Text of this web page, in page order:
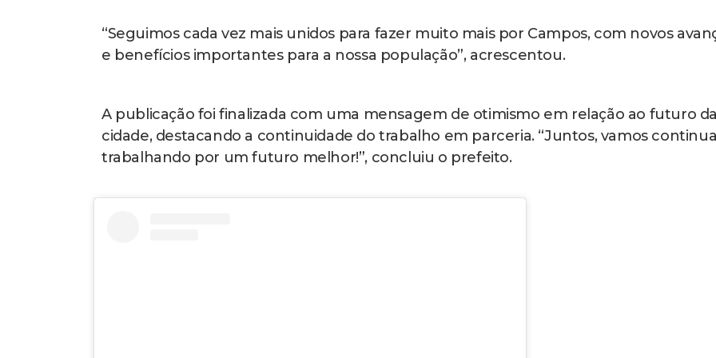
“Seguimos cada vez mais unidos para fazer muito mais por Campos, com novos
e benefícios importantes para a nossa população”, acrescentou.
A publicação foi finalizada com uma mensagem de otimismo em relação ao futuro da
cidade, destacando a continuidade do trabalho em parceria. “Juntos, vamos
trabalhando por um futuro melhor!”, concluiu o prefeito.